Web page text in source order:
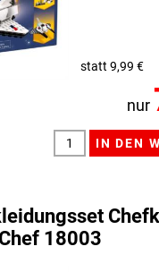
statt 9,99 €
nur
18003